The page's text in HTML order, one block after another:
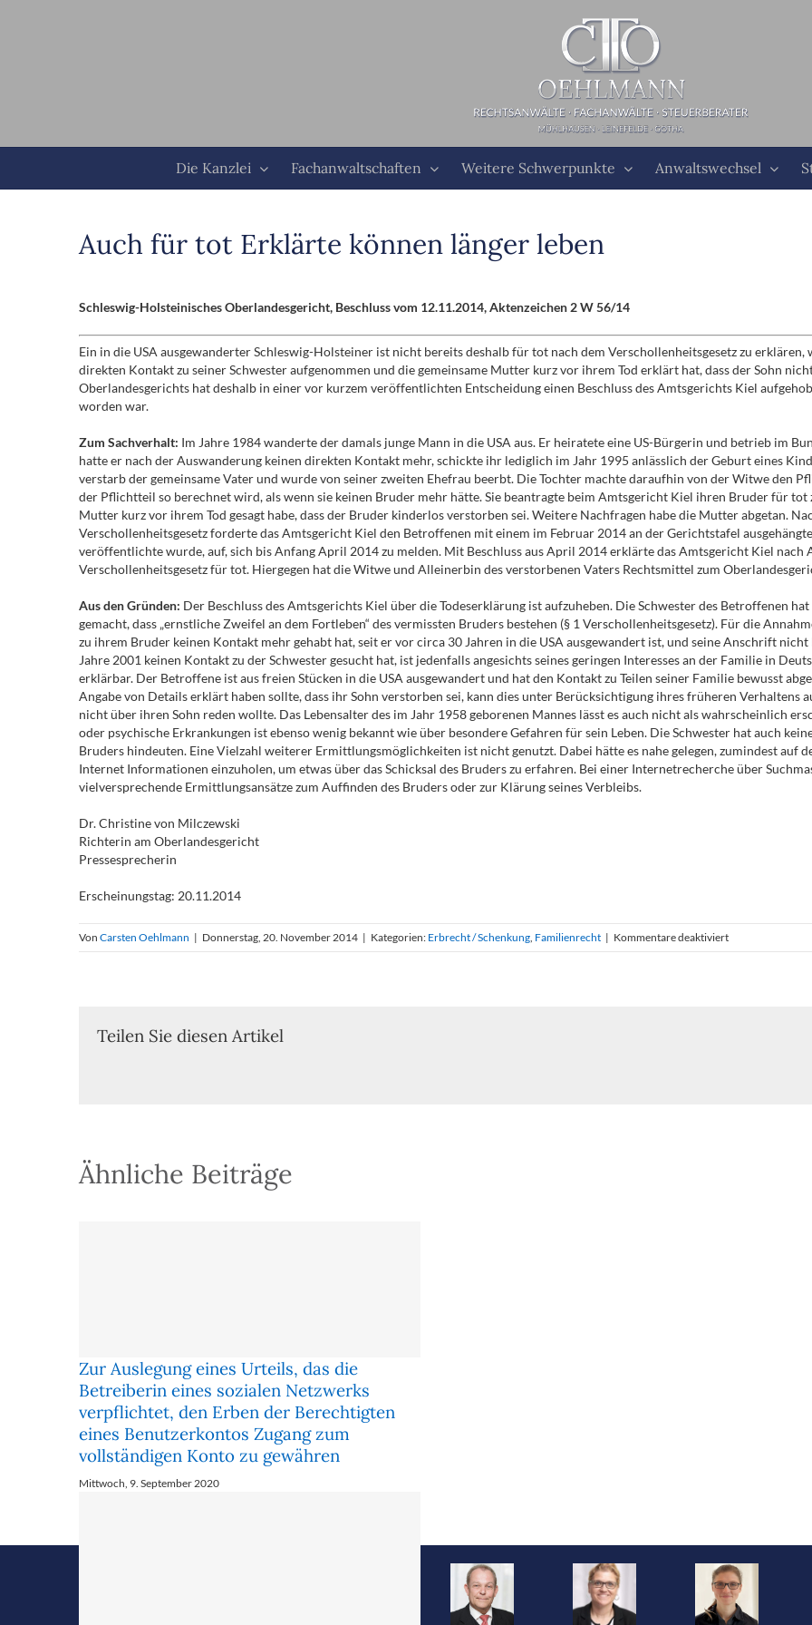
Die Kanzlei Fachanwaltschaften Weitere Schwerpunkte Anwaltswechsel
Auch für tot Erklärte können länger leben
Schleswig-Holsteinisches Oberlandesgericht, Beschluss vom 12.11.2014, Aktenzeichen 2 W 56/14
Ein in die USA ausgewanderter Schleswig-Holsteiner ist nicht bereits deshalb für tot nach dem Verschollenheitsgesetz zu
direkten Kontakt zu seiner Schwester aufgenommen und die gemeinsame Mutter kurz vor ihrem Tod erklärt hat, dass der Sohn
Oberlandesgerichts hat deshalb in einer vor kurzem veröffentlichten Entscheidung einen Beschluss des Amtsgerichts Kiel
worden war.
Zum Sachverhalt: Im Jahre 1984 wanderte der damals junge Mann in die USA aus. Er heiratete eine US-Bürgerin und betrieb im
hatte er nach der Auswanderung keinen direkten Kontakt mehr, schickte ihr lediglich im Jahr 1995 anlässlich der Geburt eines
verstarb der gemeinsame Vater und wurde von seiner zweiten Ehefrau beerbt. Die Tochter machte daraufhin von der Witwe den
der Pflichtteil so berechnet wird, als wenn sie keinen Bruder mehr hätte. Sie beantragte beim Amtsgericht Kiel ihren Bruder für tot
Mutter kurz vor ihrem Tod gesagt habe, dass der Bruder kinderlos verstorben sei. Weitere Nachfragen habe die Mutter abgetan.
Verschollenheitsgesetz forderte das Amtsgericht Kiel den Betroffenen mit einem im Februar 2014 an der Gerichtstafel
veröffentlichte wurde, auf, sich bis Anfang April 2014 zu melden. Mit Beschluss aus April 2014 erklärte das Amtsgericht Kiel nach
Verschollenheitsgesetz für tot. Hiergegen hat die Witwe und Alleinerbin des verstorbenen Vaters Rechtsmittel zum
Aus den Gründen: Der Beschluss des Amtsgerichts Kiel über die Todeserklärung ist aufzuheben. Die Schwester des Betroffenen
gemacht, dass „ernstliche Zweifel an dem Fortleben“ des vermissten Bruders bestehen (§ 1 Verschollenheitsgesetz). Für die
zu ihrem Bruder keinen Kontakt mehr gehabt hat, seit er vor circa 30 Jahren in die USA ausgewandert ist, und seine Anschrift
Jahre 2001 keinen Kontakt zu der Schwester gesucht hat, ist jedenfalls angesichts seines geringen Interesses an der Familie in
erklärbar. Der Betroffene ist aus freien Stücken in die USA ausgewandert und hat den Kontakt zu Teilen seiner Familie bewusst
Angabe von Details erklärt haben sollte, dass ihr Sohn verstorben sei, kann dies unter Berücksichtigung ihres früheren Verhaltens
nicht über ihren Sohn reden wollte. Das Lebensalter des im Jahr 1958 geborenen Mannes lässt es auch nicht als wahrscheinlich
oder psychische Erkrankungen ist ebenso wenig bekannt wie über besondere Gefahren für sein Leben. Die Schwester hat auch
Bruders hindeuten. Eine Vielzahl weiterer Ermittlungsmöglichkeiten ist nicht genutzt. Dabei hätte es nahe gelegen, zumindest auf
Internet Informationen einzuholen, um etwas über das Schicksal des Bruders zu erfahren. Bei einer Internetrecherche über
vielversprechende Ermittlungsansätze zum Auffinden des Bruders oder zur Klärung seines Verbleibs.
Dr. Christine von Milczewski
Richterin am Oberlandesgericht
Pressesprecherin
Erscheinungstag: 20.11.2014
Von Carsten Oehlmann | Donnerstag, 20. November 2014 | Kategorien: Erbrecht / Schenkung, Familienrecht | Kommentare deaktiviertfür
Auch
Teilen Sie diesen Artikel
Ähnliche Beiträge
Zur Auslegung eines Urteils, das die
Betreiberin eines sozialen Netzwerks
verpflichtet, den Erben der Berechtigten
eines Benutzerkontos Zugang zum
vollständigen Konto zu gewähren
Mittwoch, 9. September 2020